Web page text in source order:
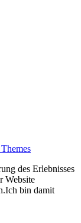
des Erlebnisses
Website
Ich bin damit